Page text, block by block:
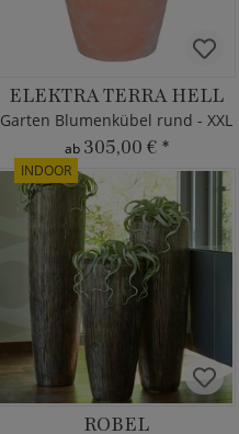
ELEKTRA TERRA HELL
Garten Blumenkübel rund - XXL
ab 305,00 € *
INDOOR
ROBEL